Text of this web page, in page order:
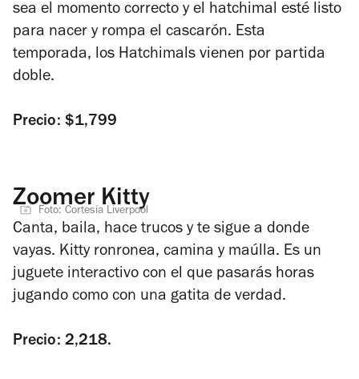
sea el momento correcto y el hatchimal esté listo
para nacer y rompa el cascarón. Esta
temporada, los Hatchimals vienen por partida
doble.
Precio: $1,799
Zoomer Kitty
Foto: Cortesía Liverpool
Canta, baila, hace trucos y te sigue a donde
vayas. Kitty ronronea, camina y maúlla. Es un
juguete interactivo con el que pasarás horas
jugando como con una gatita de verdad.
Precio: 2,218.